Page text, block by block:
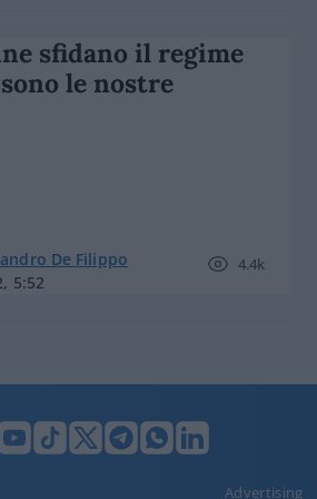
sfidano il regime
le nostre
De Filippo
5:52
4.4k
Advertising